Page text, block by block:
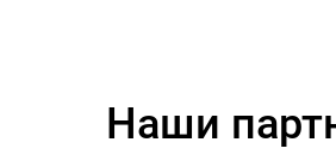
Наши